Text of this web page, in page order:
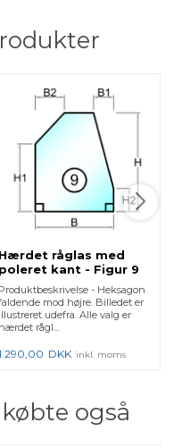
Hærdet råglas med
poleret kant - Figur 9
Produktbeskrivelse - Heksagon
mod højre. Billedet er
illustreret udefra. Alle valg er
hærdet rågl...
DKK inkl. moms
også